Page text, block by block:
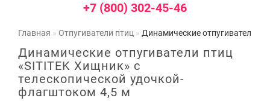
+7 (800) 302-45-46
Главная Отпугиватели птиц Динамические отпугиватели
Динамические отпугиватели птиц
«SITITEK Хищник» с
телескопической удочкой-
флагштоком 4,5 м